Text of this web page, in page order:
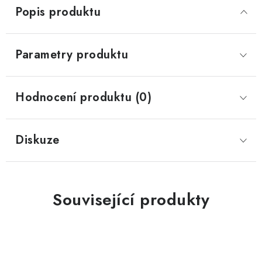
Popis produktu
Parametry produktu
Hodnocení produktu (0)
Diskuze
Související produkty